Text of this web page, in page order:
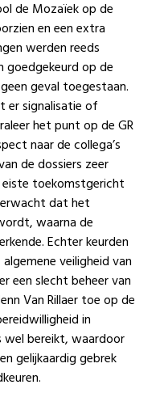
de Mozaïek op de
en een extra
werden reeds
op de
geval toegestaan.
er signalisatie of
het punt op de GR
naar de collega’s
de dossiers zeer
toekomstgericht
dat het
waarna de
Echter keurden
veiligheid van
een slecht beheer van
Van Rillaertoe op de
in
wel bereikt, waardoor
gelijkaardig gebrek